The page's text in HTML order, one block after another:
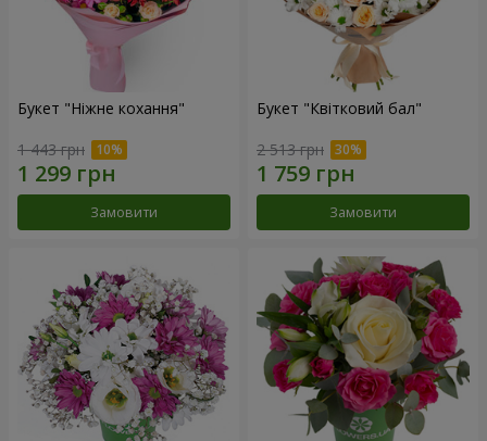
Букет "Ніжне кохання"
1 443 грн
Замовити
Букет "Квітковий бал"
2 513 грн
Замовити